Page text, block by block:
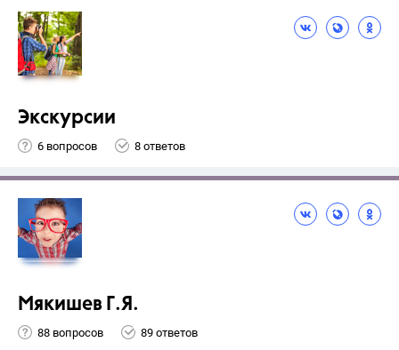
Экскурсии
6 вопросов 8 ответов
Мякишев Г.Я.
88 вопросов 89 ответов